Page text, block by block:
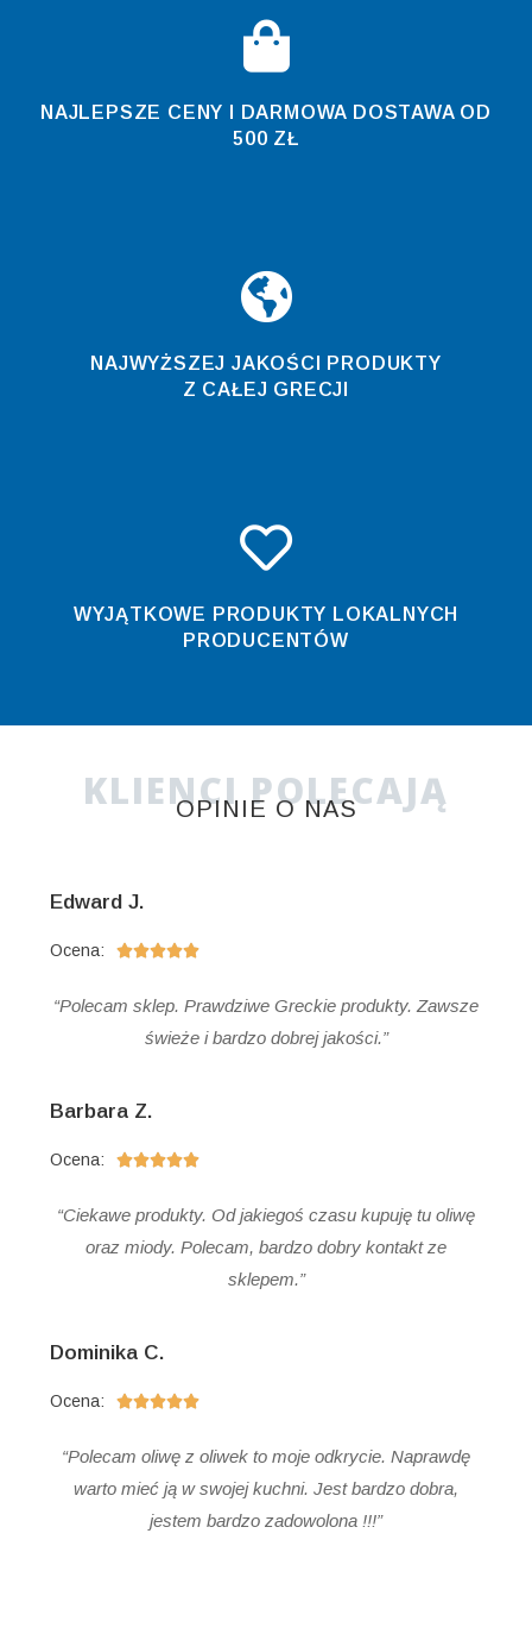
NAJLEPSZE CENY I DARMOWA DOSTAWA OD
500 ZŁ
NAJWYŻSZEJ JAKOŚCI PRODUKTY
Z CAŁEJ GRECJI
WYJĄTKOWE PRODUKTY LOKALNYCH
PRODUCENTÓW
KLIENCI POLECAJĄ
OPINIE O NAS
Edward J.
Ocena: 
“Polecam sklep. Prawdziwe Greckie produkty. Zawsze
świeże i bardzo dobrej jakości.”
Barbara Z.
Ocena: 
“Ciekawe produkty. Od jakiegoś czasu kupuję tu oliwę
oraz miody. Polecam, bardzo dobry kontakt ze
sklepem.”
Dominika C.
Ocena: 
“Polecam oliwę z oliwek to moje odkrycie. Naprawdę
warto mieć ją w swojej kuchni. Jest bardzo dobra,
jestem bardzo zadowolona !!!”